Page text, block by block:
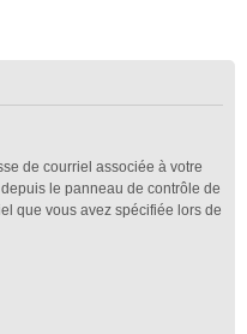
de courriel associée à votre
le panneau de contrôle de
que vous avez spécifiée lors de